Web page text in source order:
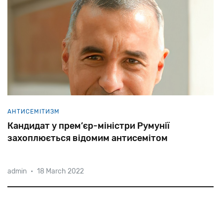
АНТИСЕМІТИЗМ
Кандидат у прем’єр-міністри Румунії
захоплюється відомим антисемітом
Почесний президент
заявив, що фашист і антисеміт, лідер легіонерів
admin • 18 March 2022